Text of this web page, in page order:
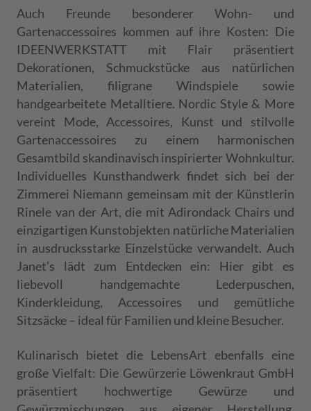
Auch Freunde besonderer Wohn- und
Gartenaccessoires kommen auf ihre Kosten: Die
IDEENWERKSTATT mit Flair präsentiert
Dekorationen, Schmuckstücke aus natürlichen
Materialien, filigrane Windspiele sowie
handgearbeitete Metalltiere. Nordic Style & More
vereint Mode, Accessoires, Kunst und stilvolle
Gartenaccessoires zu einem harmonischen
Gesamtbild skandinavisch inspirierter Wohnkultur.
Individuelles Kunsthandwerk findet sich bei der
Zimmerei Niemann gemeinsam mit der Künstlerin
Rinele van der Art, die mit Adirondack Chairs und
einzigartigen Kunstobjekten natürliche Materialien
in ausdrucksstarke Einzelstücke verwandelt. Auch
Janet’s lädt zum Entdecken ein: Hier gibt es
liebevoll handgemachte Lederpuschen,
Kinderkleidung, Accessoires und gemütliche
Sitzsäcke – ideal für Familien und kleine Besucher.
Kulinarisch bietet die LebensArt ebenfalls eine
große Vielfalt: Die Gewürzerie Löwenkraut GmbH
präsentiert hochwertige Gewürze und